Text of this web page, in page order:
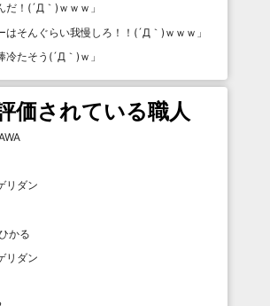
だ！(´Д｀)ｗｗｗ 」
はそんぐらい我慢しろ！！(´Д｀)ｗｗｗ 」
冷たそう(´Д｀)ｗ 」
価されている職人
リダン
かる
リダン